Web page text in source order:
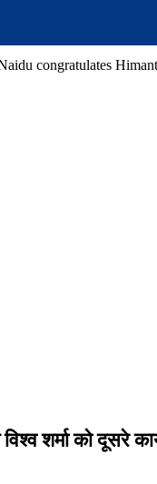
congratulates
शर्मा को दूसरे